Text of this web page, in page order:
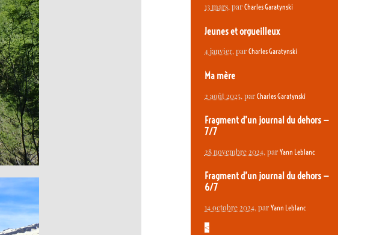
13 mars, par Charles Garatynski
Jeunes et orgueilleux
4 janvier, par Charles Garatynski
Ma mère
2 août 2025, par Charles Garatynski
Fragment d’un journal du dehors —
7/7
28 novembre 2024, par Yann Leblanc
Fragment d’un journal du dehors —
6/7
14 octobre 2024, par Yann Leblanc
<